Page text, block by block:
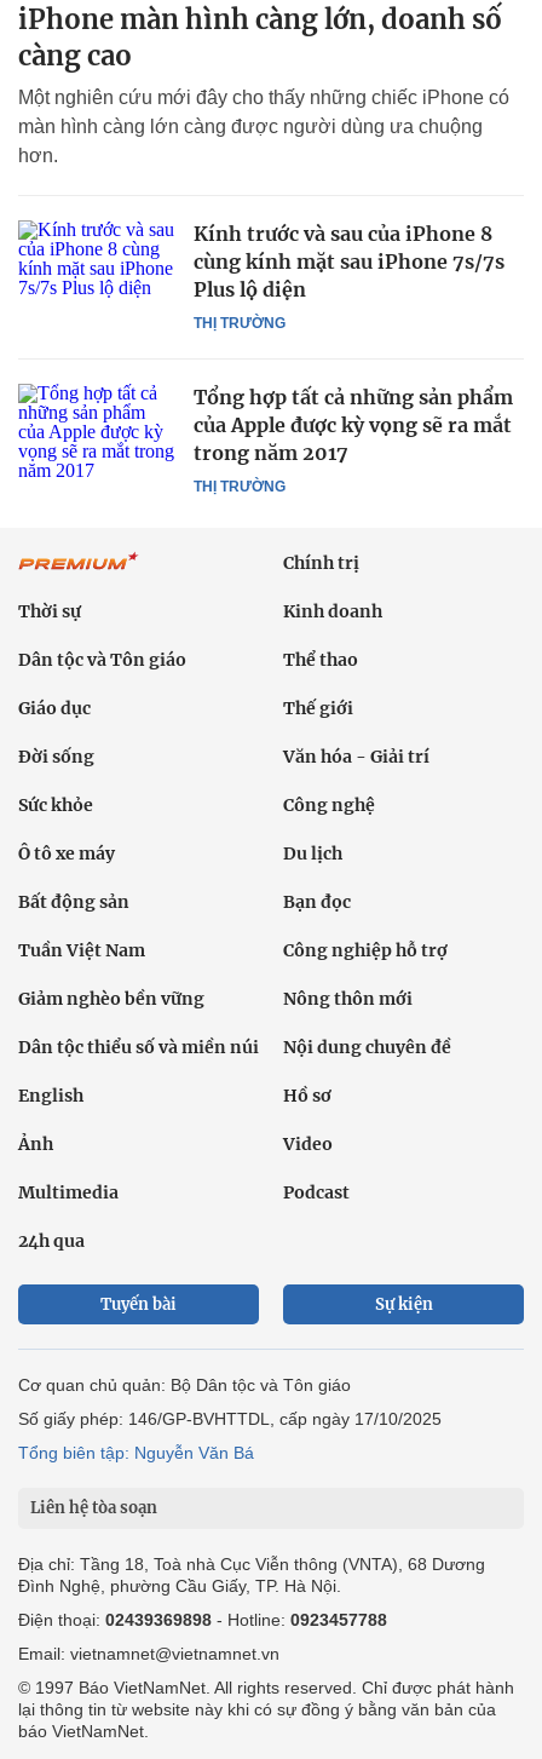
iPhone màn hình càng lớn, doanh số
càng cao
Một nghiên cứu mới đây cho thấy những chiếc iPhone có
màn hình càng lớn càng được người dùng ưa chuộng
hơn.
THỊ TRƯỜNG
Kính trước và sau của iPhone 8
cùng kính mặt sau iPhone 7s/7s
Plus lộ diện
THỊ TRƯỜNG
Tổng hợp tất cả những sản phẩm
của Apple được kỳ vọng sẽ ra mắt
trong năm 2017
Chính trị
Thời sự Kinh doanh
Dân tộc và Tôn giáo Thể thao
Giáo dục Thế giới
Đời sống Văn hóa - Giải trí
Sức khỏe Công nghệ
Ô tô xe máy Du lịch
Bất động sản Bạn đọc
Tuần Việt Nam Công nghiệp hỗ trợ
Giảm nghèo bền vững Nông thôn mới
Dân tộc thiểu số và miền núi Nội dung chuyên đề
English Hồ sơ
Ảnh Video
Multimedia Podcast
24h qua
Tuyến bài Sự kiện
Cơ quan chủ quản: Bộ Dân tộc và Tôn giáo
Số giấy phép: 146/GP-BVHTTDL, cấp ngày 17/10/2025
Tổng biên tập: Nguyễn Văn Bá
Liên hệ tòa soạn
Địa chỉ: Tầng 18, Toà nhà Cục Viễn thông (VNTA), 68 Dương
Đình Nghệ, phường Cầu Giấy, TP. Hà Nội.
Điện thoại: 02439369898 - Hotline: 0923457788
Email: vietnamnet@vietnamnet.vn
© 1997 Báo VietNamNet. All rights reserved. Chỉ được phát hành
lại thông tin từ website này khi có sự đồng ý bằng văn bản của
báo VietNamNet.